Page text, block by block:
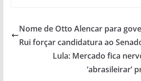
Nome de Otto Alencar para
Rui forçar candidatura ao
Lula: Mercado fica
‘abrasileirar’